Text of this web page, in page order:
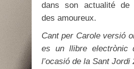
dans son actualité de
des amoureux.
Cant per Caroleversió
es un llibre electrònic
l’ocasió de la Sant Jordi